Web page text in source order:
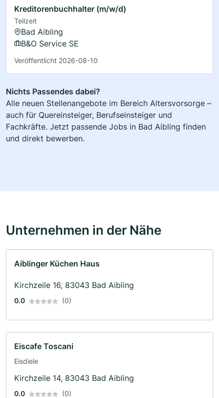
Kreditorenbuchhalter (m/w/d)
Teilzeit
Bad Aibling
B&O Service SE
Veröffentlicht 2026-08-10
Nichts Passendes dabei?
Alle neuen Stellenangebote im Bereich Altersvorsorge –
auch für Quereinsteiger, Berufseinsteiger und
Fachkräfte. Jetzt passende Jobs in Bad Aibling finden
und direkt bewerben.
Unternehmen in der Nähe
Aiblinger Küchen Haus
Kirchzeile 16, 83043 Bad Aibling
0.0 (0)
Eiscafe Toscani
Eisdiele
Kirchzeile 14, 83043 Bad Aibling
0.0 (0)